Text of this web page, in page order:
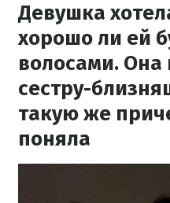
Девушка
хорошо ли ей
волосами. Она
сестру-
такую ​​же
поняла